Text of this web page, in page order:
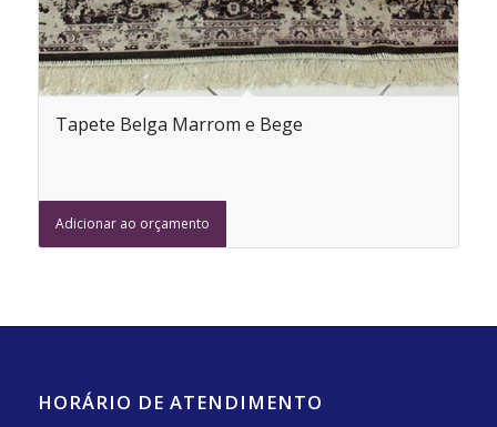
Tapete Belga Marrom e Bege
Adicionar ao orçamento
HORÁRIO DE ATENDIMENTO